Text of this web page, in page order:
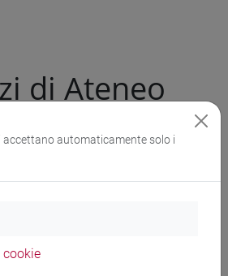
di Ateneo
automaticamente solo i